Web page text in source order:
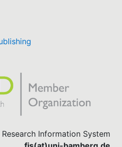
Information System